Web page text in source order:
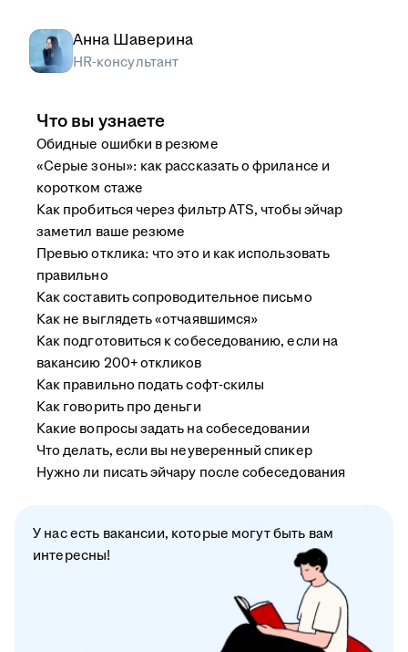
Анна Шаверина
HR-консультант
Что вы узнаете
Обидные ошибки в резюме
«Серые зоны»: как рассказать о фрилансе и
коротком стаже
Как пробиться через фильтр ATS, чтобы эйчар
заметил ваше резюме
Превью отклика: что это и как использовать
правильно
Как составить сопроводительное письмо
Как не выглядеть «отчаявшимся»
Как подготовиться к собеседованию, если на
вакансию 200+ откликов
Как правильно подать софт-скилы
Как говорить про деньги
Какие вопросы задать на собеседовании
Что делать, если вы неуверенный спикер
Нужно ли писать эйчару после собеседования
У нас есть вакансии, которые могут быть вам
интересны!